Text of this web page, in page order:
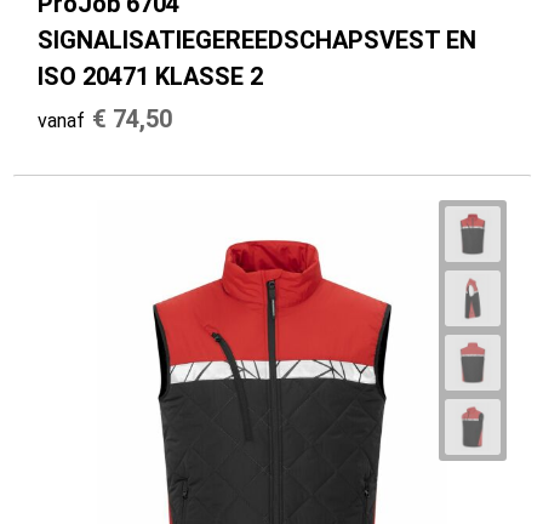
SIGNALISATIEGEREEDSCHAPSVEST EN
ISO 20471 KLASSE 2
vanaf € 74,50